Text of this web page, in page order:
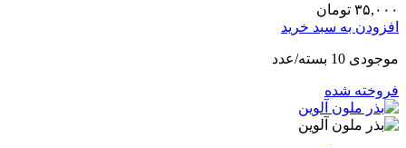
۳۵,۰۰۰ تومان
افزودن به سبد خرید
موجودی 10 بسته/عدد
فروخته شده